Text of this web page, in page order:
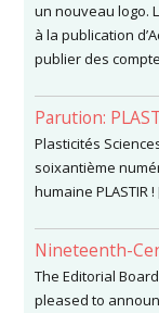
un nouveau logo.
à la publication
publier des
Parution:
Plasticités
soixantième
humaine PLASTIR
Nineteenth-
The Editorial
pleased to